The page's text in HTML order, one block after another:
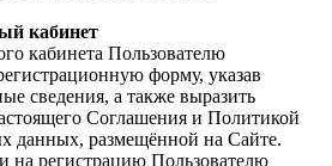
кабинет
кабинета Пользователю
форму, указав
сведения, а также выразить
Соглашения и Политикой
данных, размещённой на Сайте.
на регистрацию Пользователю